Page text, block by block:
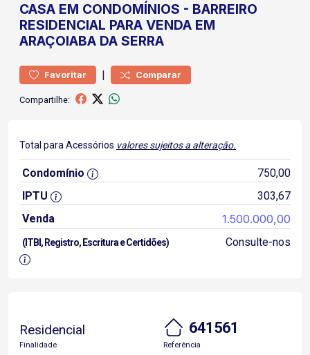
CASA EM CONDOMÍNIOS - BARREIRO
RESIDENCIAL PARA VENDA EM
ARAÇOIABA DA SERRA
Favoritar | Comparar
Compartilhe:
Total para Acessórios valores sujeitos a alteração.
Condomínio
750,00
IPTU
303,67
Venda
1.500.000,00
(ITBI, Registro, Escritura e Certidões) Consulte-nos
Residencial
Finalidade
641561
Referência